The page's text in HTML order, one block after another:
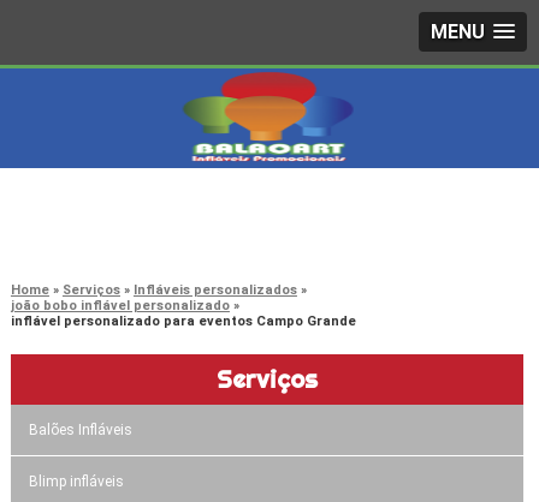
MENU
Home Serviços
Infláveis personalizados
joão bobo inflável personalizado
inflável personalizado para eventos Campo Grande
Serviços
Balões Infláveis
Blimp infláveis